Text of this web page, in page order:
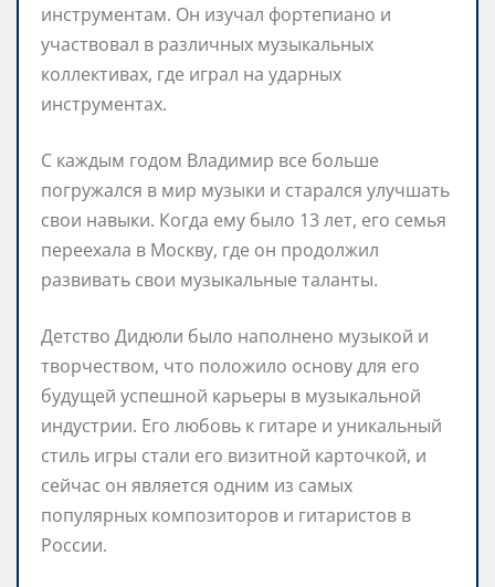
инструментам. Он изучал фортепиано и
участвовал в различных музыкальных
коллективах, где играл на ударных
инструментах.
С каждым годом Владимир все больше
погружался в мир музыки и старался улучшать
свои навыки. Когда ему было 13 лет, его семья
переехала в Москву, где он продолжил
развивать свои музыкальные таланты.
Детство Дидюли было наполнено музыкой и
творчеством, что положило основу для его
будущей успешной карьеры в музыкальной
индустрии. Его любовь к гитаре и уникальный
стиль игры стали его визитной карточкой, и
сейчас он является одним из самых
популярных композиторов и гитаристов в
России.